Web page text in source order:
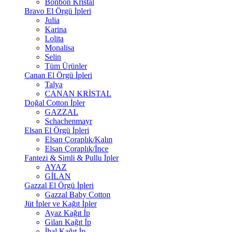
Bonbon Kristal
Bravo El Örgü İpleri
Julia
Karina
Lolita
Monalisa
Selin
Tüm Ürünler
Canan El Örgü İpleri
Talya
CANAN KRİSTAL
Doğal Cotton İpler
GAZZAL
Schachenmayr
Elsan El Örgü İpleri
Elsan Çoraplık/Kalın
Elsan Çoraplık/İnce
Fantezi & Simli & Pullu İpler
AYAZ
GİLAN
Gazzal El Örgü İpleri
Gazzal Baby Cotton
Jüt İpler ve Kağıt İpler
Ayaz Kağıt İp
Gilan Kağıt İp